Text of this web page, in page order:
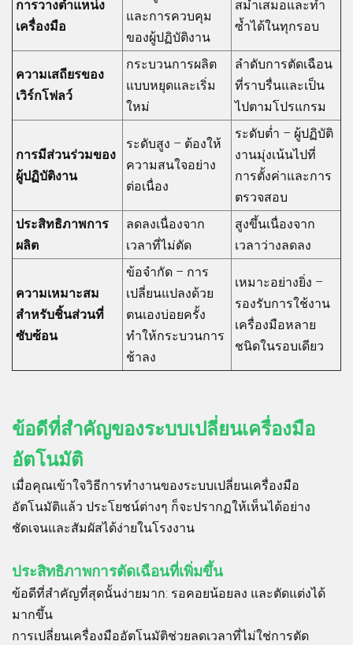
การวางตำแหน่ง
เครื่องมือ
และการควบคุม
ของผู้ปฏิบัติงาน
สม่ำเสมอและทำ
ซ้ำได้ในทุกรอบ
ความเสถียรของ
เวิร์กโฟลว์
กระบวนการผลิต
แบบหยุดและเริ่ม
ใหม่
ลำดับการตัดเฉือน
ที่ราบรื่นและเป็น
ไปตามโปรแกรม
การมีส่วนร่วมของ
ผู้ปฏิบัติงาน
ระดับสูง – ต้องให้
ความสนใจอย่าง
ต่อเนื่อง
ระดับต่ำ – ผู้ปฏิบัติ
งานมุ่งเน้นไปที่
การตั้งค่าและการ
ตรวจสอบ
ประสิทธิภาพการ
ผลิต
ลดลงเนื่องจาก
เวลาที่ไม่ตัด
สูงขึ้นเนื่องจาก
เวลาว่างลดลง
ความเหมาะสม
สำหรับชิ้นส่วนที่
ซับซ้อน
ข้อจำกัด – การ
เปลี่ยนแปลงด้วย
ตนเองบ่อยครั้ง
ทำให้กระบวนการ
ช้าลง
เหมาะอย่างยิ่ง –
รองรับการใช้งาน
เครื่องมือหลาย
ชนิดในรอบเดียว
ข้อดีที่สำคัญของระบบเปลี่ยนเครื่องมือ
อัตโนมัติ
เมื่อคุณเข้าใจวิธีการทำงานของระบบเปลี่ยนเครื่องมือ
อัตโนมัติแล้ว ประโยชน์ต่างๆ ก็จะปรากฏให้เห็นได้อย่าง
ชัดเจนและสัมผัสได้ง่ายในโรงงาน
ประสิทธิภาพการตัดเฉือนที่เพิ่มขึ้น
ข้อดีที่สำคัญที่สุดนั้นง่ายมาก: รอคอยน้อยลง และตัดแต่งได้
มากขึ้น
การเปลี่ยนเครื่องมืออัตโนมัติช่วยลดเวลาที่ไม่ใช่การตัด